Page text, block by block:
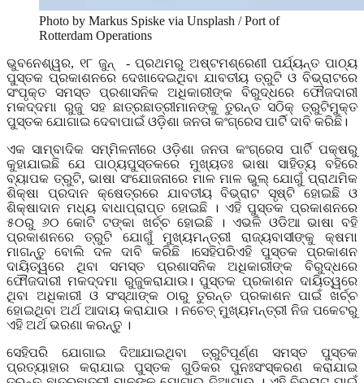
Photo by Markus Spiske via Unsplash / Port of
Rotterdam Operations
ଭୁବନେଶ୍ୱର, ୧୮ ଜୁନ୍
- ପ୍ରଥମରୁ ଅଷ୍ଟମଶ୍ରେଣୀ ପର୍ଯ୍ୟନ୍ତ ପାଠ୍ୟ
ପୁସ୍ତକ ପ୍ରକାଶନରେ ଦେଖାଦେଇଥିବା ଯାବତୀୟ ତ୍ରୁଟି ଓ ବିଭ୍ରାଟରେ
ସଂପୃକ୍ତ ସମସ୍ତ ପ୍ରଶାସନିକ ଅଧିକାରୀଙ୍କ ବିରୁଦ୍ଧରେ ଫୌଜଦାରୀ
ମକଦ୍ଦମା ରୁଜୁ ସହ ଛାତ୍ରଛାତ୍ରୀମାନଙ୍କୁ ତୁରନ୍ତ ସଠିକ୍ ତ୍ରୁଟିମୁକ୍ତ
ପୁସ୍ତକ ଯୋଗାଇ ଦେବାପାଇଁ ଓଡ଼ିଶା ଜନତା କଂଗ୍ରେସ ପାର୍ଟି ଦାବି କରିଛି।
ଏକ ସାମ୍ବାଦିକ ସମ୍ମିଳନୀରେ ଓଡ଼ିଶା ଜନତା କଂଗ୍ରେସ ପାର୍ଟି ପକ୍ଷରୁ
କୁହାଯାଇଛି ଯେ ପାଠ୍ୟପୁସ୍ତକରେ ମୁଖ୍ୟତଃ ଭାଷା ସାହିତ୍ୟ ବହିରେ
ବ୍ୟାପକ ତ୍ରୁଟି,ଭାଷା ସଂଯୋଜନାରେ ମାଳ ମାଳ ଭୁଲ୍ ଯୋଗୁଁ ପ୍ରାଥମିକ
ଶିକ୍ଷା ପ୍ରଦାନ କ୍ଷେତ୍ରରେ ଯାବତୀୟ ବିଭ୍ରାଟ ସୃଷ୍ଟି ହୋଇଛି ଓ
ଶିକ୍ଷାଦାନ ମଧ୍ୟ ବାଧାପ୍ରାପ୍ତ ହୋଇଛି । ଏହି ପୁସ୍ତକ ପ୍ରକାଶନରେ
୫୦ରୁ ୬୦ କୋଟି ଟଙ୍କା ଖର୍ଚ୍ଚ ହୋଇଛି । ଏଭଳି ଓଡିଆ ଭାଷା ବହି
ପ୍ରକାଶନରେ ତ୍ରୁଟି ଯୋଗୁଁ ମୁଖ୍ୟମନ୍ତ୍ରୀ ରାଜ୍ୟବାସୀଙ୍କୁ କ୍ଷମା
ମାଗନ୍ତୁ ବୋଲି ଦଳ ଦାବି କରିଛି ।ସେହିପରିଏହି ପୁସ୍ତକ ପ୍ରକାଶନ
ଦାୟିତ୍ୱରେ ଥିବା ସମସ୍ତ ପ୍ରଶାସନିକ ଅଧିକାରୀଙ୍କ ବିରୁଦ୍ଧରେ
ଫୌଜଦାରୀ ମକଦ୍ଦମା ରୁଜୁକରାଯାଉ। ପୁସ୍ତକ ପ୍ରକାଶନ ଦାୟିତ୍ୱରେ
ଥିବା ଅଧିକାରୀ ଓ ସଂସ୍ଥାଙ୍କ ଠାରୁ ତୁରନ୍ତ ପ୍ରକାଶନ ପାଇଁ ଖର୍ଚ୍ଚ
ହୋଇଥିବା ଅର୍ଥ ଆଦାୟ କରାଯାଉ । ନଚେତ୍ ମୁଖ୍ୟମନ୍ତ୍ରୀ ନିଜ ପକେଟରୁ
ଏହି ଅର୍ଥ ଭରଣା କରନ୍ତୁ ।
ସେହିପରି ଯୋଗାଇ ଦିଆଯାଇଥିବା ତ୍ରୁଟିପୂର୍ଣ୍ଣ ସମସ୍ତ ପୁସ୍ତକ
ପ୍ରତ୍ୟାହାର କରାଯାଇ ପୁସ୍ତକ ଗୁଡିକର ପୁନଃସଂସ୍କରଣ କରାଯାଇ